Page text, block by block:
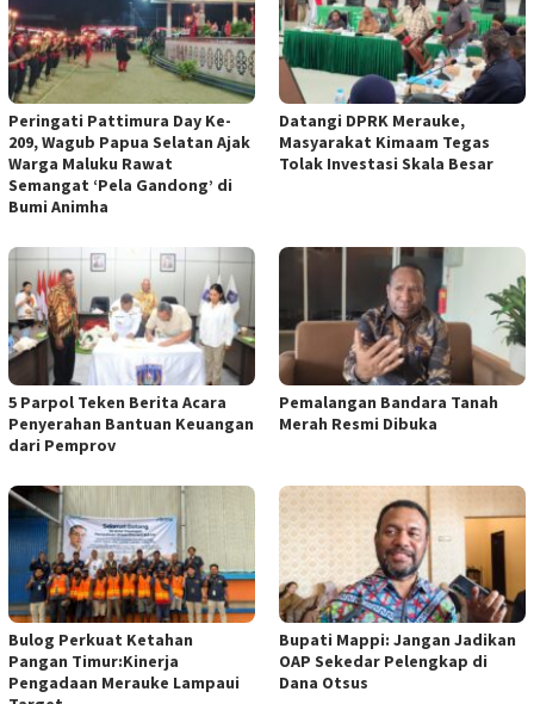
Peringati Pattimura Day Ke-
209, Wagub Papua Selatan Ajak
Warga Maluku Rawat
Semangat ‘Pela Gandong’ di
Bumi Animha
Datangi DPRK Merauke,
Masyarakat Kimaam Tegas
Tolak Investasi Skala Besar
5 Parpol Teken Berita Acara
Penyerahan Bantuan Keuangan
dari Pemprov
Pemalangan Bandara Tanah
Merah Resmi Dibuka
Bulog Perkuat Ketahan
Pangan Timur:Kinerja
Pengadaan Merauke Lampaui
Bupati Mappi: Jangan Jadikan
OAP Sekedar Pelengkap di
Dana Otsus